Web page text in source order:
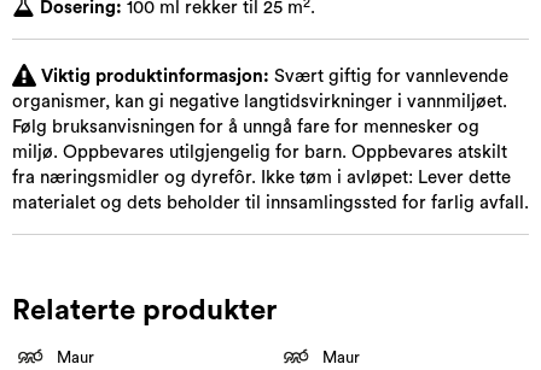
Dosering: 100 ml rekker til 25 m .
Viktig produktinformasjon: Svært giftig for vannlevende
organismer, kan gi negative langtidsvirkninger i vannmiljøet.
Følg bruksanvisningen for å unngå fare for mennesker og
miljø. Oppbevares utilgjengelig for barn. Oppbevares atskilt
fra næringsmidler og dyrefôr. Ikke tøm i avløpet: Lever dette
materialet og dets beholder til innsamlingssted for farlig avfall.
Relaterte produkter
Maur Maur